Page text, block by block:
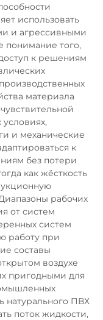
использовать
и агрессивными
того,
к решениям
материала
и механические
к
без потери
как жёсткость
рабочих
от систем
систем
работу при
составы
воздухе
пригодными для
натурального ПВХ
поток жидкости,